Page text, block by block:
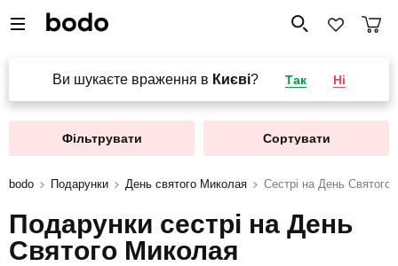
Ви шукаєте враження в Києві? Так Ні
Фільтрувати Сортувати
bodo Подарунки День святого Миколая Сестрі на День Святого
Подарунки сестрі на День
Святого Миколая